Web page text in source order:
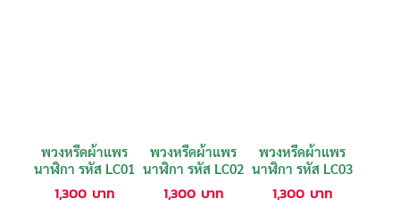
พวงหรีดผ้าแพร
นาฬิกา รหัส LC01
1,300 บาท
พวงหรีดผ้าแพร
นาฬิกา รหัส LC02
1,300 บาท
พวงหรีดผ้าแพร
นาฬิกา รหัส LC03
1,300 บาท